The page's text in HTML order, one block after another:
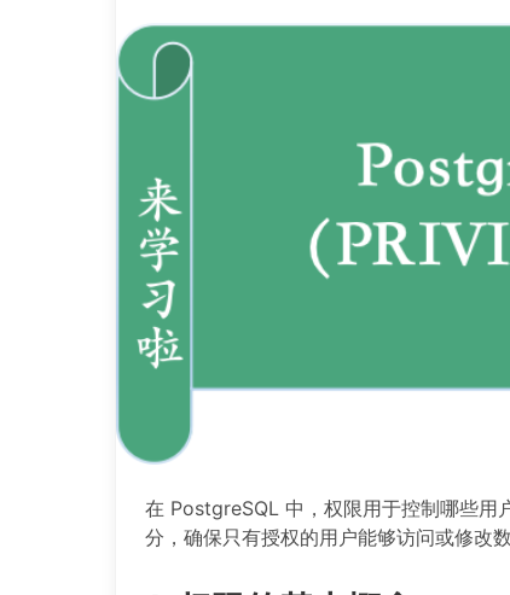
在 PostgreSQL 中，权限用于控制哪些用
分，确保只有授权的用户能够访问或修改数